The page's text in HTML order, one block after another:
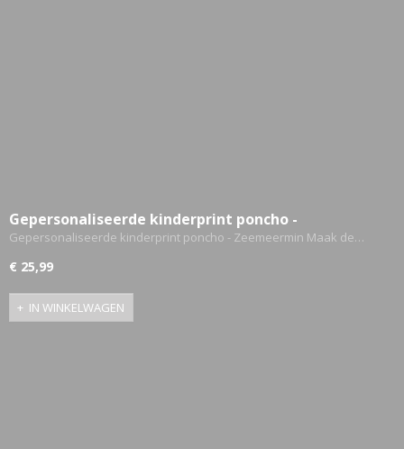
Gepersonaliseerde kinderprint poncho -
Zeemeermin
Gepersonaliseerde kinderprint poncho - Zeemeermin Maak de…
€ 25,99
IN WINKELWAGEN